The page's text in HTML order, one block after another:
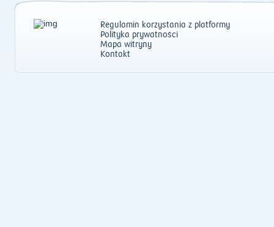
Regulamin korzystania z platformy
Polityka prywatności
Mapa witryny
Kontakt